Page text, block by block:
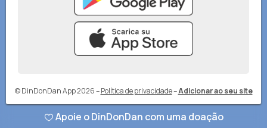
© DinDonDan App 2026– Política de privacidade–Adicionar ao seu site
Apoie o DinDonDan com uma doação